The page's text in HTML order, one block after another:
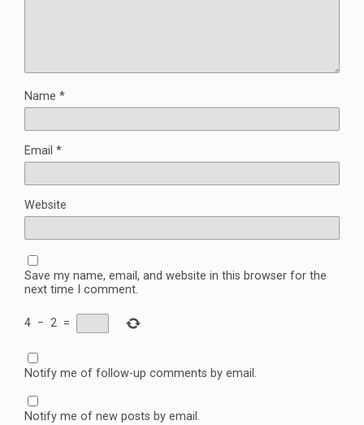
Name *
Email *
Website
Save my name, email, and website in this browser for the
next time I comment.
4 − 2 =
Notify me of follow-up comments by email.
Notify me of new posts by email.